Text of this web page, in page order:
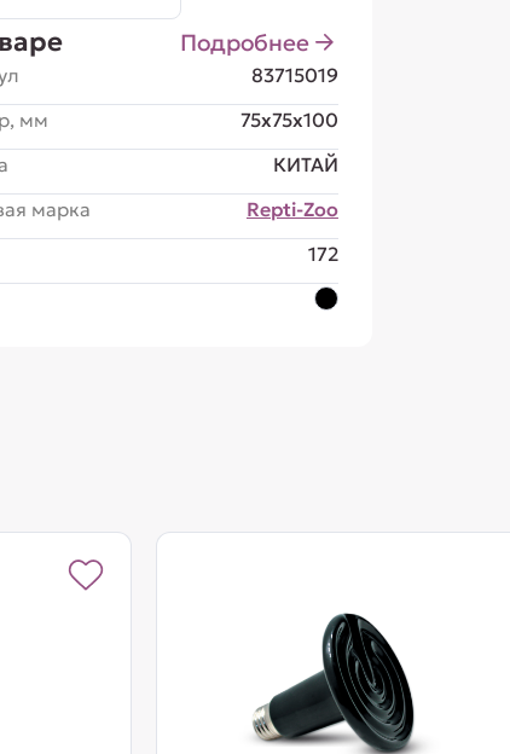
Подробнее
83715019
мм
75x75x100
КИТАЙ
марка
Repti-Zoo
172